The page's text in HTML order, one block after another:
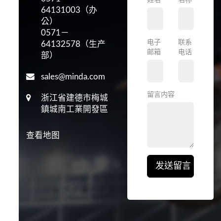
64131003（办
公）
0571－
64132578（生产
部）
sales@minda.com
浙江省建德市梅城
鎮城南工業開發區
查看地图
电子
邮箱
联系
电话
留言内容
发送留言